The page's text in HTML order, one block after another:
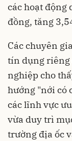
các hoạt động
đồng, tăng
Các chuyên
tín dụng riêng
nghiệp cho
hướng "nới có
các lĩnh vực
vừa duy trì
trường địa ốc